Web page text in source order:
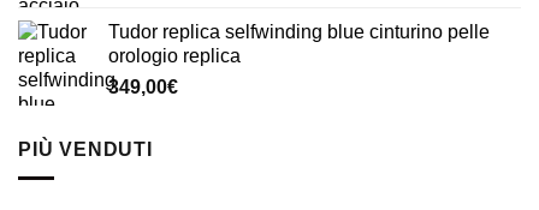
Tudor replica selfwinding blue cinturino pelle
orologio replica
349,00€
PIÙ VENDUTI